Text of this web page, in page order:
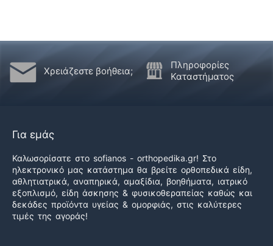
Χρειάζεστε βοήθεια;
Πληροφορίες
Καταστήματος
Για εμάς
Καλωσορίσατε στο sofianos - orthopedika.gr! Στο
ηλεκτρονικό μας κατάστημα θα βρείτε ορθοπεδικά είδη,
αθλητιατρικά, αναπηρικά, αμαξίδια, βοηθήματα, ιατρικό
εξοπλισμό, είδη άσκησης & φυσικοθεραπείας καθώς και
δεκάδες προϊόντα υγείας & ομορφιάς, στις καλύτερες
τιμές της αγοράς!